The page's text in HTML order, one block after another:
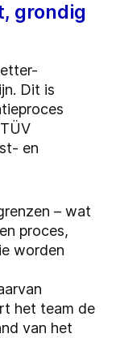
grondig
Dit is
en
– wat
proces,
worden
het team de
van het